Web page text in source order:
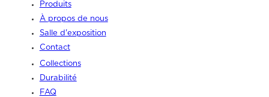
Produits
À propos de nous
Salle d'exposition
Contact
Collections
Durabilité
FAQ